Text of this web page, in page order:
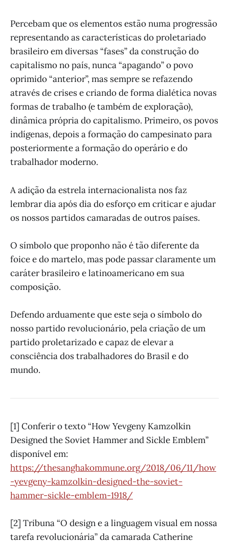
Percebam que os elementos estão numa progressão
representando as características do proletariado
brasileiro em diversas “fases” da construção do
capitalismo no país, nunca “apagando” o povo
oprimido “anterior”, mas sempre se refazendo
através de crises e criando de forma dialética novas
formas de trabalho (e também de exploração),
dinâmica própria do capitalismo. Primeiro, os povos
indígenas, depois a formação do campesinato para
posteriormente a formação do operário e do
trabalhador moderno.
A adição da estrela internacionalista nos faz
lembrar dia após dia do esforço em criticar e ajudar
os nossos partidos camaradas de outros países.
O símbolo que proponho não é tão diferente da
foice e do martelo, mas pode passar claramente um
caráter brasileiro e latinoamericano em sua
composição.
Defendo arduamente que este seja o símbolo do
nosso partido revolucionário, pela criação de um
partido proletarizado e capaz de elevar a
consciência dos trabalhadores do Brasil e do
mundo.
[1] Conferir o texto “How Yevgeny Kamzolkin
Designed the Soviet Hammer and Sickle Emblem”
disponível em:
https://thesanghakommune.org/2018/06/11/how
-yevgeny-kamzolkin-designed-the-soviet-
hammer-sickle-emblem-1918/
[2] Tribuna “O design e a linguagem visual em nossa
tarefa revolucionária” da camarada Catherine